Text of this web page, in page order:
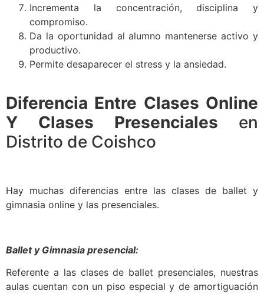
Incrementa la concentración, disciplina y
compromiso.
Da la oportunidad al alumno mantenerse activo y
productivo.
Permite desaparecer el stress y la ansiedad.
Diferencia Entre Clases Online
Y Clases Presenciales en
Distrito de Coishco
Hay muchas diferencias entre las clases de ballet y
gimnasia online y las presenciales.
Ballet y Gimnasia presencial:
Referente a las clases de ballet presenciales, nuestras
aulas cuentan con un piso especial y de amortiguación